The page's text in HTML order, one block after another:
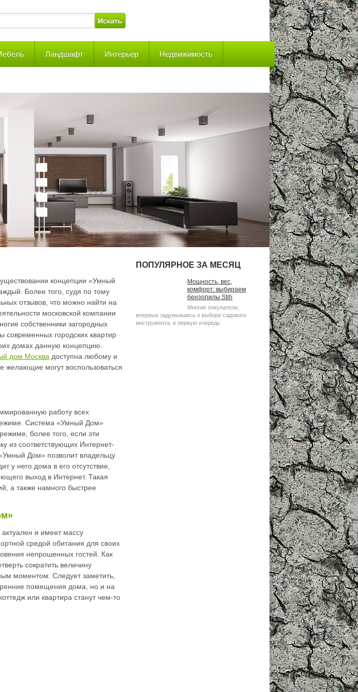
Ландшафт Интерьер Недвижимость
концепции «Умный
Более того, судя по тому
отзывов, что можно найти на
московской компании
собственники загородных
современных городских квартир
домах данную концепцию.
дом Москва доступна любому и
желающие могут воспользоваться
работу всех
Система «Умный Дом»
более того, если эти
из соответствующих Интернет-
Дом» позволит владельцу
у него дома в его отсутствие,
выход в Интернет. Такая
а также намного быстрее
и имеет массу
средой обитания для своих
непрошенных гостей. Как
сократить величину
моментом. Следует заметить,
помещения дома, но и на
или квартира станут чем-то
ПОПУЛЯРНОЕ ЗА МЕСЯЦ
Мощность, вес,
комфорт: выбираем
бензопилы Stih
Многие покупатели,
впервые задумываясь о выборе садового
инструмента, в первую очередь